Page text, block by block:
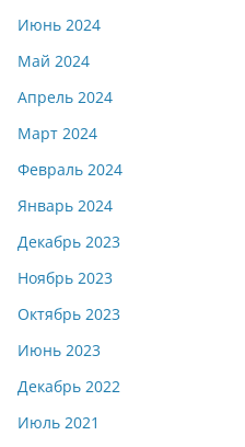
Июнь 2024
Май 2024
Апрель 2024
Март 2024
Февраль 2024
Январь 2024
Декабрь 2023
Ноябрь 2023
Октябрь 2023
Июнь 2023
Декабрь 2022
Июль 2021